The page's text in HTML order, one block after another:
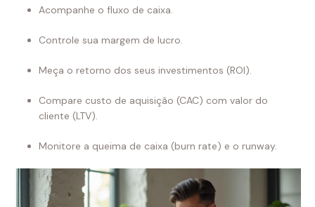
Acompanhe o fluxo de caixa.
Controle sua margem de lucro.
Meça o retorno dos seus investimentos (ROI).
Compare custo de aquisição (CAC) com valor do
cliente (LTV).
Monitore a queima de caixa (burn rate) e o runway.